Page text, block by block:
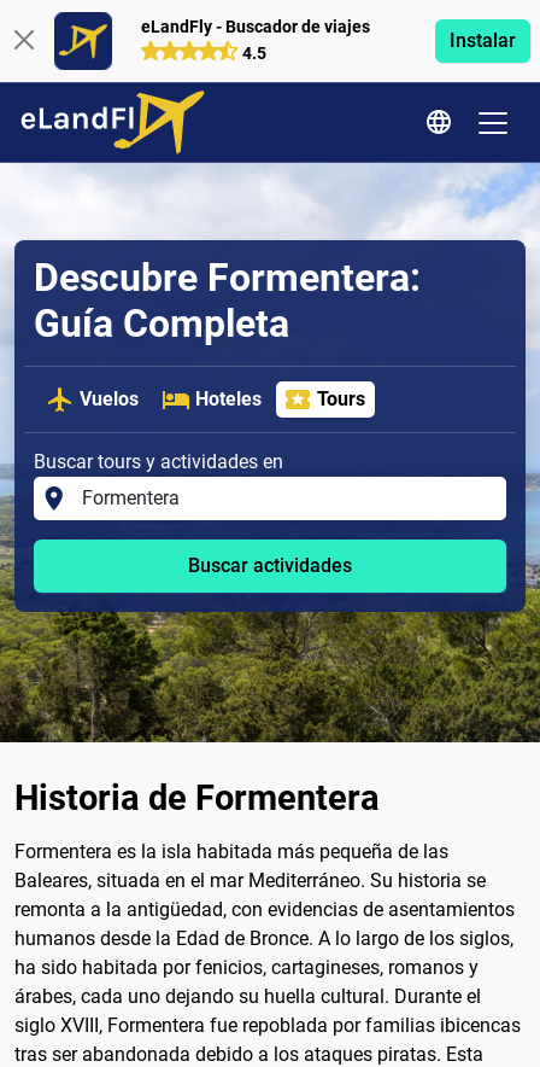
eLandFly - Buscador de viajes
4.5
Instalar
Descubre Formentera:
Guía Completa
Vuelos Hoteles Tours
Buscar tours y actividades en
Buscar actividades
Historia de Formentera
Formentera es la isla habitada más pequeña de las
Baleares, situada en el mar Mediterráneo. Su historia se
remonta a la antigüedad, con evidencias de asentamientos
humanos desde la Edad de Bronce. A lo largo de los siglos,
ha sido habitada por fenicios, cartagineses, romanos y
árabes, cada uno dejando su huella cultural. Durante el
siglo XVIII, Formentera fue repoblada por familias ibicencas
tras ser abandonada debido a los ataques piratas. Esta